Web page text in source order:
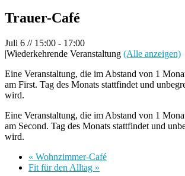
Trauer-Café
Juli 6 // 15:00 - 17:00
|Wiederkehrende Veranstaltung (Alle anzeigen)
Eine Veranstaltung, die im Abstand von 1
am First. Tag des Monats stattfindet und
wird.
Eine Veranstaltung, die im Abstand von 1
am Second. Tag des Monats stattfindet und
wird.
« Wohnzimmer-Café
Fit für den Alltag »